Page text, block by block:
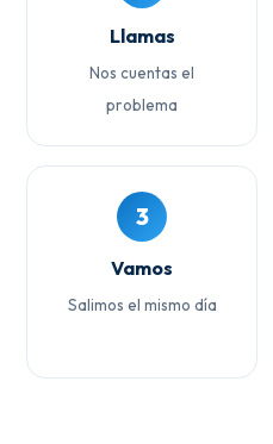
Llamas
Nos cuentas el
problema
3
Vamos
Salimos el mismo día